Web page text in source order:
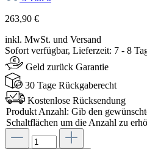
263,90 €
inkl. MwSt. und Versand
Sofort verfügbar, Lieferzeit: 7 - 8
Geld zurück Garantie
30 Tage Rückgaberecht
Kostenlose Rücksendung
Produkt Anzahl: Gib den
Schaltflächen um die Anzahl zu